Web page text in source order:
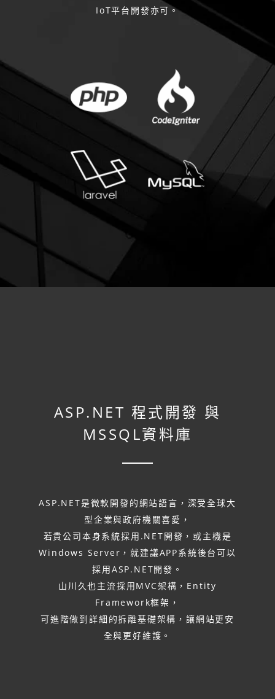
IoT平台開發亦可。
ASP.NET 程式開發 與
MSSQL資料庫
ASP.NET是微軟開發的網站語言，深受全球大
型企業與政府機關喜愛，
若貴公司本身系統採用.NET開發，或主機是
Windows Server，就建議APP系統後台可以
採用ASP.NET開發。
山川久也主流採用MVC架構，Entity
Framework框架，
可進階做到詳細的拆離基礎架構，讓網站更安
全與更好維護。